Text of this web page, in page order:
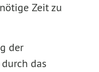
Zeit zu
der
das